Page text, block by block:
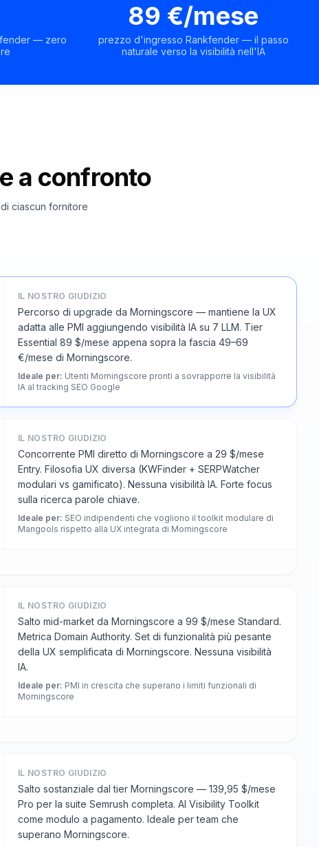
— zero
89 €/mese
prezzo d'ingresso Rankfender — il passo
naturale verso la visibilità nell'IA
a confronto
ciascun fornitore
IL NOSTRO GIUDIZIO
Percorso di upgrade da Morningscore — mantiene la UX
adatta alle PMI aggiungendo visibilità IA su 7 LLM. Tier
Essential 89 $/mese appena sopra la fascia 49–69
€/mese di Morningscore.
Ideale per: Utenti Morningscore pronti a sovrapporre la visibilità
IA al tracking SEO Google
IL NOSTRO GIUDIZIO
Concorrente PMI diretto di Morningscore a 29 $/mese
Entry. Filosofia UX diversa (KWFinder + SERPWatcher
modulari vs gamificato). Nessuna visibilità IA. Forte focus
sulla ricerca parole chiave.
Ideale per: SEO indipendenti che vogliono il toolkit modulare di
Mangools rispetto alla UX integrata di Morningscore
IL NOSTRO GIUDIZIO
Salto mid-market da Morningscore a 99 $/mese Standard.
Metrica Domain Authority. Set di funzionalità più pesante
della UX semplificata di Morningscore. Nessuna visibilità
IA.
Ideale per: PMI in crescita che superano i limiti funzionali di
Morningscore
IL NOSTRO GIUDIZIO
Salto sostanziale dal tier Morningscore — 139,95 $/mese
Pro per la suite Semrush completa. AI Visibility Toolkit
come modulo a pagamento. Ideale per team che
superano Morningscore.